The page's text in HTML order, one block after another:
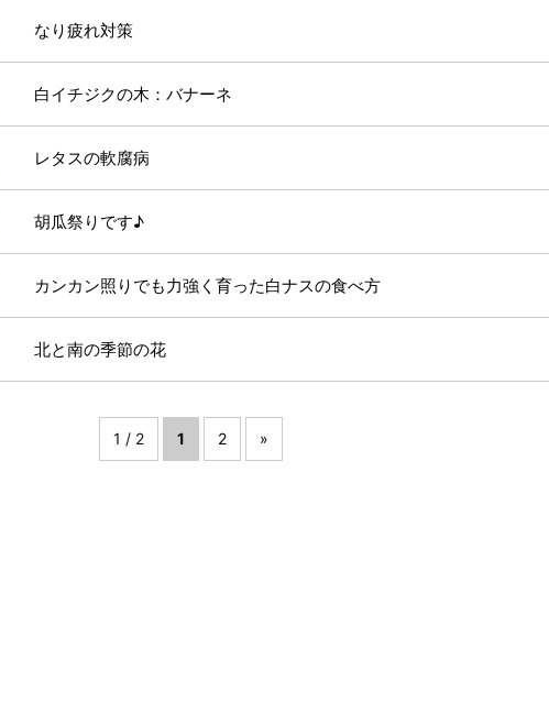
なり疲れ対策
白イチジクの木：バナーネ
レタスの軟腐病
胡瓜祭りです♪
カンカン照りでも力強く育った白ナスの食べ方
北と南の季節の花
1 / 2 1 2 »